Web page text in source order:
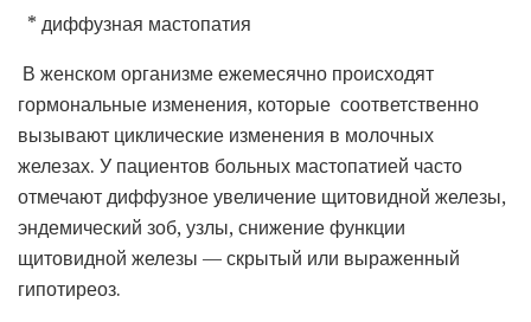
* диффузная мастопатия
В женском организме ежемесячно происходят
гормональные изменения, которые соответственно
вызывают циклические изменения в молочных
железах. У пациентов больных мастопатией часто
отмечают диффузное увеличение щитовидной железы,
эндемический зоб, узлы, снижение функции
щитовидной железы — скрытый или выраженный
гипотиреоз.